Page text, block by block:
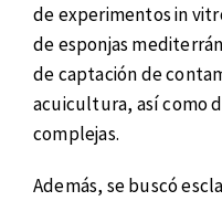
de experimentos in
de esponjas
de captación de
acuicultura, así como
complejas.
Además, se buscó